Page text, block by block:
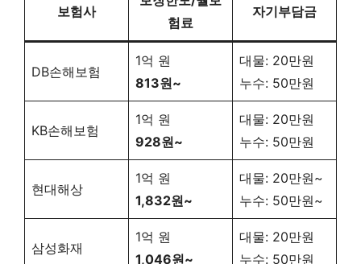
보험사
험료
자기부담금
DB손해보험
1억 원
813원~
대물: 20만원
누수: 50만원
KB손해보험
1억 원
928원~
대물: 20만원
누수: 50만원
현대해상
1억 원
1,832원~
대물: 20만원~
누수: 50만원~
삼성화재
1억 원
1,046원~
대물: 20만원
누수: 50만원